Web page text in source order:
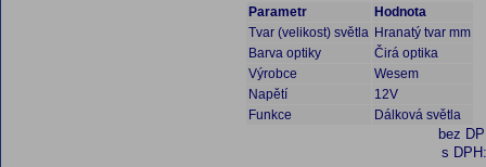
Parametr
Hodnota
Tvar (velikost) světla Hranatý tvar mm
Barva optiky
Čirá optika
Výrobce
Wesem
Napětí
12V
Funkce
Dálková světla
bez
s